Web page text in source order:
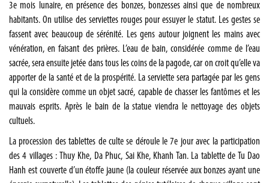
3e mois lunaire, en présence des bonzes, bonzesses ainsi que de nombreux
habitants. On utilise des serviettes rouges pour essuyer le statut. Les gestes se
fassent avec beaucoup de sérénité. Les gens autour joignent les mains avec
vénération, en faisant des prières. L’eau de bain, considérée comme de l’eau
sacrée, sera ensuite jetée dans tous les coins de la pagode, car on croit qu’elle va
apporter de la santé et de la prospérité. La serviette sera partagée par les gens
qui la considère comme un objet sacré, capable de chasser les fantômes et les
mauvais esprits. Après le bain de la statue viendra le nettoyage des objets
cultuels.
La procession des tablettes de culte se déroule le 7e jour avec la participation
des 4 villages : Thuy Khe, Da Phuc, Sai Khe, Khanh Tan. La tablette de Tu Dao
Hanh est couverte d’un étoffe jaune (la couleur réservée aux bonzes ayant une